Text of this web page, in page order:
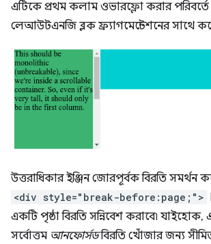
এটিকে প্রথম কলাম ওভারফ্লো করার
লেআউটএনজি ব্লক ফ্র্যাগমেন্টেশনের সাথে
উত্তরাধিকার ইঞ্জিন জোরপূর্বক বিরতি সমর্থন
<div style="break-before:page;">
একটি পৃষ্ঠা বিরতি সন্নিবেশ করাবে৷ যাইহোক,
সর্বোত্তম আনফোর্সডবিরতি খোঁজার জন্য